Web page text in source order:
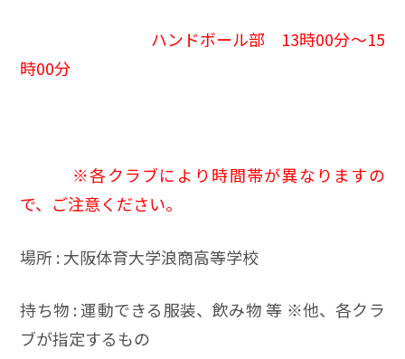
ハンドボール部 13時00分～15
時00分
※各クラブにより時間帯が異なりますの
で、ご注意ください。
場所 : 大阪体育大学浪商高等学校
持ち物 : 運動できる服装、飲み物 等 ※他、各クラ
ブが指定するもの